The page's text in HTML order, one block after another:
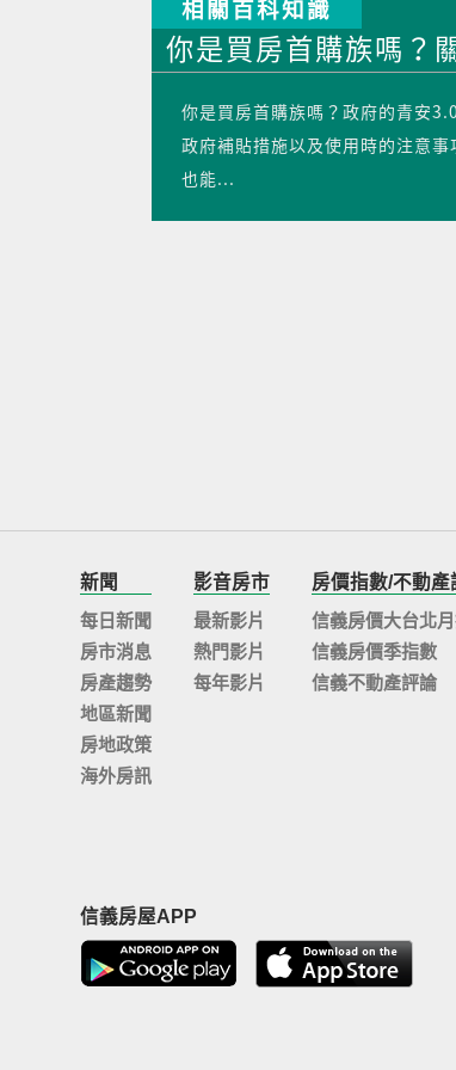
相關百科知識
你是買房首購族嗎？
你是買房首購族嗎？政府的青安
政府補貼措施以及使用時的注意
也能...
新聞
每日新聞
房市消息
房產趨勢
地區新聞
房地政策
海外房訊
影音房市
最新影片
熱門影片
每年影片
房價指數/不動產
信義房價大台北
信義房價季指數
信義不動產評論
信義房屋APP